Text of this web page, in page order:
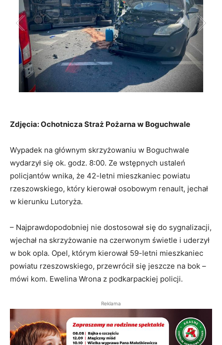
Zdjęcia: Ochotnicza Straż Pożarna w Boguchwale
Wypadek na głównym skrzyżowaniu w Boguchwale
wydarzył się ok. godz. 8:00. Ze wstępnych ustaleń
policjantów wnika, że 42-letni mieszkaniec powiatu
rzeszowskiego, który kierował osobowym renault, jechał
w kierunku Lutoryża.
– Najprawdopodobniej nie dostosował się do sygnalizacji,
wjechał na skrzyżowanie na czerwonym świetle i uderzył
w bok opla. Opel, którym kierował 59-letni mieszkaniec
powiatu rzeszowskiego, przewrócił się jeszcze na bok –
mówi kom. Ewelina Wrona z podkarpackiej policji.
Reklama